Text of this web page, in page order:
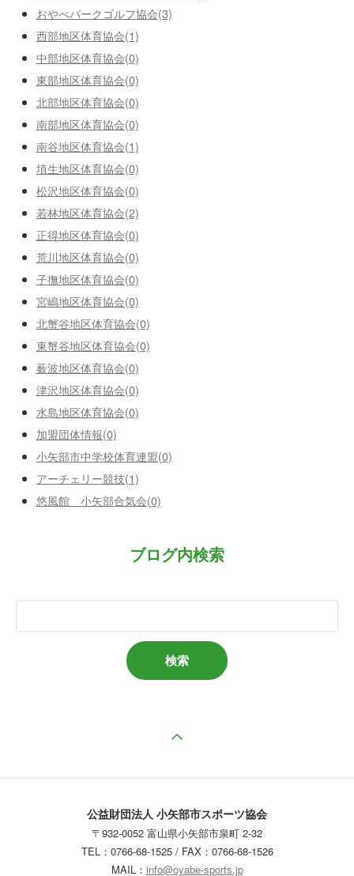
おやべパークゴルフ協会(3)
西部地区体育協会(1)
中部地区体育協会(0)
東部地区体育協会(0)
北部地区体育協会(0)
南部地区体育協会(0)
南谷地区体育協会(1)
埴生地区体育協会(0)
松沢地区体育協会(0)
若林地区体育協会(2)
正得地区体育協会(0)
荒川地区体育協会(0)
子撫地区体育協会(0)
宮嶋地区体育協会(0)
北蟹谷地区体育協会(0)
東蟹谷地区体育協会(0)
薮波地区体育協会(0)
津沢地区体育協会(0)
水島地区体育協会(0)
加盟団体情報(0)
小矢部市中学校体育連盟(0)
アーチェリー競技(1)
悠風館 小矢部合気会(0)
ブログ内検索
公益財団法人 小矢部市スポーツ協会
〒932-0052 富山県小矢部市泉町 2-32
TEL：0766-68-1525 / FAX：0766-68-1526
MAIL： info@oyabe-sports.jp